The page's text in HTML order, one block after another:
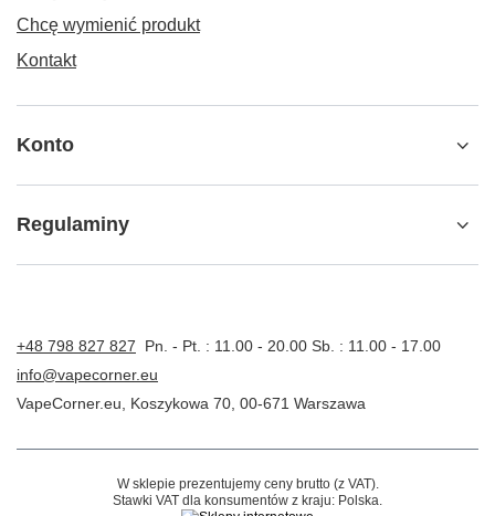
Chcę wymienić produkt
Kontakt
Konto
Regulaminy
+48 798 827 827
Pn. - Pt. : 11.00 - 20.00 Sb. : 11.00 - 17.00
info@vapecorner.eu
VapeCorner.eu
Koszykowa 70 00-671 Warszawa
W sklepie prezentujemy ceny brutto (z VAT).
Stawki VAT dla konsumentów z kraju: Polska.